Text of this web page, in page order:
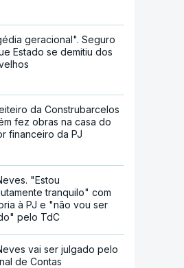
geracional". Seguro
Estado se demitiu dos
da Construbarcelos
fez obras na casa do
financeiro da PJ
"Estou
tranquilo" com
à PJ e "não vou ser
pelo TdC
vai ser julgado pelo
de Contas